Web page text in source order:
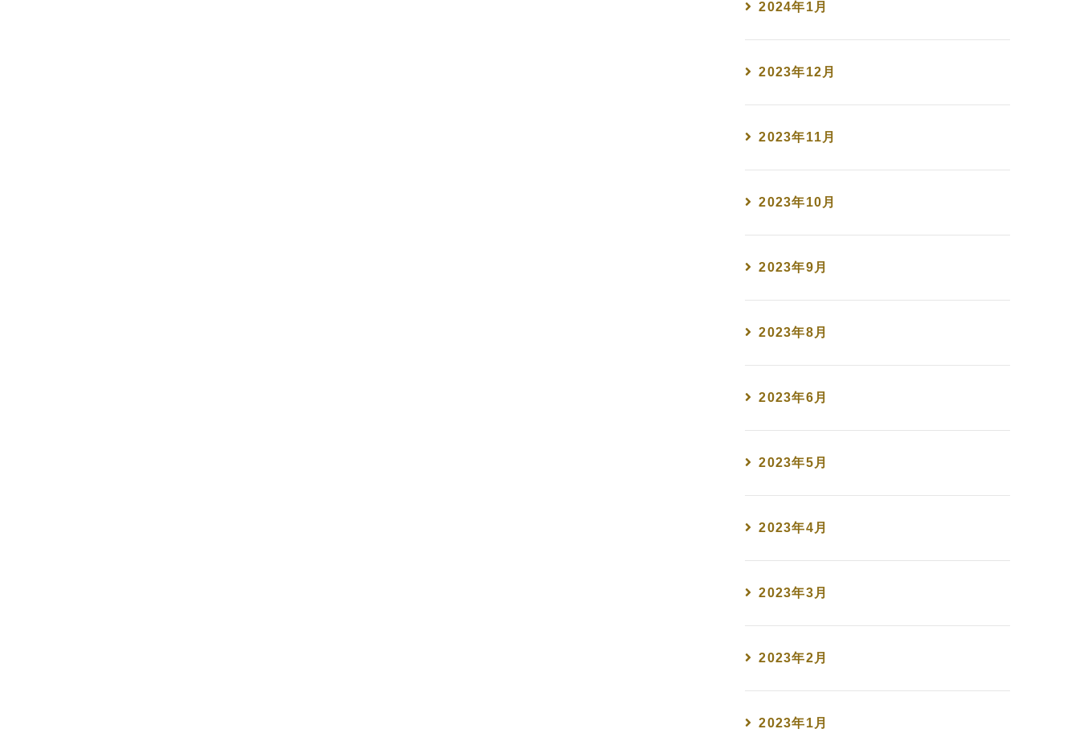
2024年1月
2023年12月
2023年11月
2023年10月
2023年9月
2023年8月
2023年6月
2023年5月
2023年4月
2023年3月
2023年2月
2023年1月